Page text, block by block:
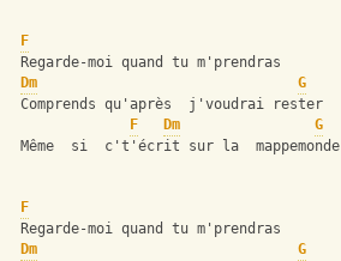
F
Regarde-moi quand tu m'prendras
Dm
G
Comprends qu'après  j'voudrai rester
F
Dm
G
Même  si  c't'écrit sur la  mappemonde
F
Regarde-moi quand tu m'prendras
Dm
G